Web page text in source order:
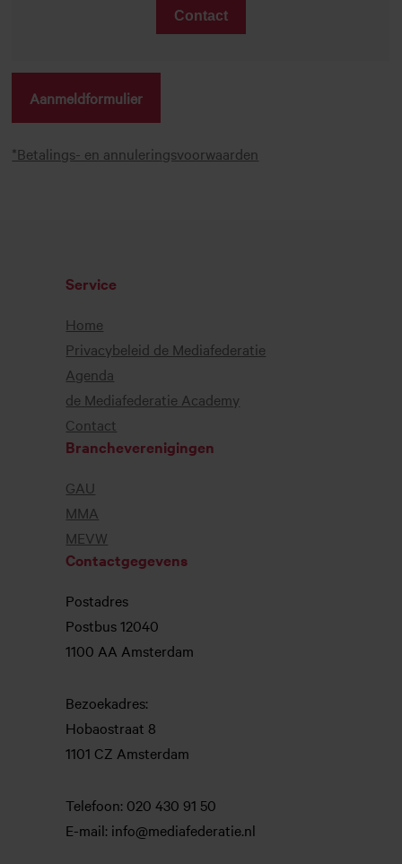
Contact
Aanmeldformulier
*Betalings- en annuleringsvoorwaarden
Service
Home
Privacybeleid de Mediafederatie
Agenda
de Mediafederatie Academy
Contact
Brancheverenigingen
GAU
MMA
MEVW
Contactgegevens
Postadres
Postbus 12040
1100 AA Amsterdam
Bezoekadres:
Hobaostraat 8
1101 CZ Amsterdam
Telefoon: 020 430 91 50
E-mail: info@mediafederatie.nl